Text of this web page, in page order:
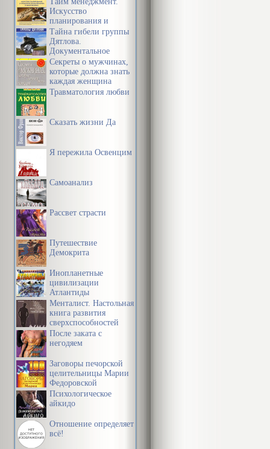
Искусство
планирования и
управления своим
временем и своей
жизнью
Тайна гибели группы
Дятлова.
Документальное
расследование
Секреты о мужчинах,
которые должна знать
каждая женщина
Травматология любви
Сказать жизни Да
Я пережила Освенцим
Самоанализ
Рассвет страсти
Путешествие
Демокрита
Инопланетные
цивилизации
Атлантиды
Менталист. Настольная
книга развития
сверхспособностей
сознания
После заката с
негодяем
Заговоры печорской
целительницы Марии
Федоровской
Психологическое
айкидо
Отношение определяет
всё!